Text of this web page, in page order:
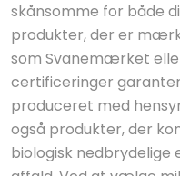
skånsomme for både
produkter, der er
som Svanemærket
certificeringer
produceret med
også produkter, der
biologisk nedbrydelige